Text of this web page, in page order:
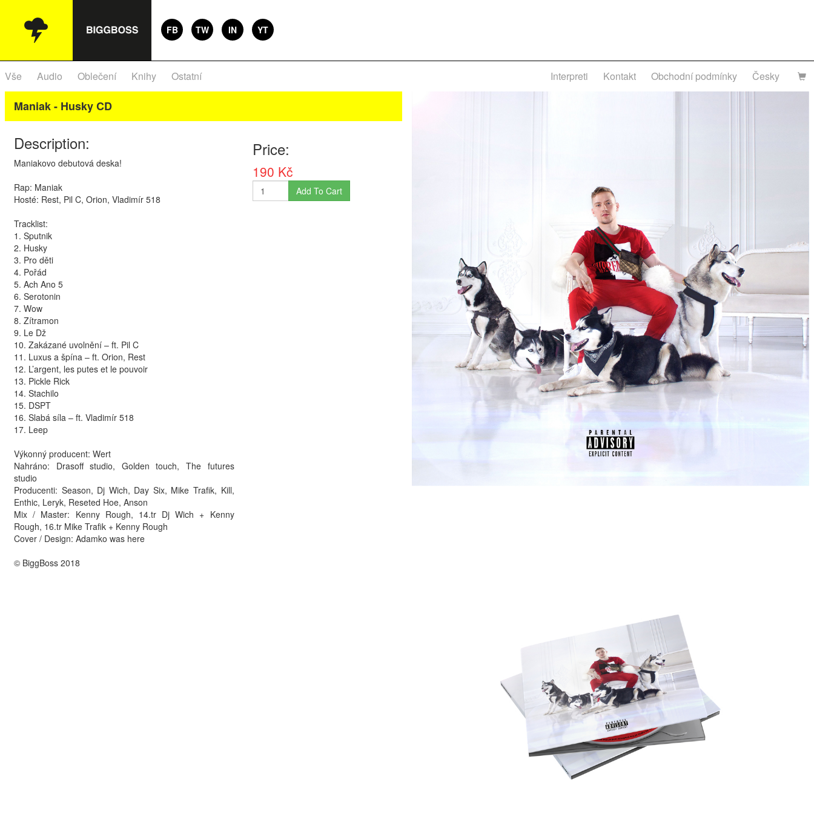
FB TW IN YT
Vše Audio Oblečení Knihy Ostatní Česky
Obchodní podmínky
Kontakt
Interpreti
Maniak - Husky CD
Description:
Maniakovo debutová deska!
Rap: Maniak
Hosté: Rest, Pil C, Orion, Vladimír 518
Tracklist:
1. Sputnik
2. Husky
3. Pro děti
4. Pořád
5. Ach Ano 5
6. Serotonin
7. Wow
8. Zítramon
9. Le Dž
10. Zakázané uvolnění – ft. Pil C
11. Luxus a špína – ft. Orion, Rest
12. L’argent, les putes et le pouvoir
13. Pickle Rick
14. Stachilo
15. DSPT
16. Slabá síla – ft. Vladimír 518
17. Leep
Výkonný producent: Wert
Nahráno: Drasoff studio, Golden touch, The futures
studio
Producenti: Season, Dj Wich, Day Six, Mike Trafik, Kill,
Enthic, Leryk, Reseted Hoe, Anson
Mix / Master: Kenny Rough, 14.tr Dj Wich + Kenny
Rough, 16.tr Mike Trafik + Kenny Rough
Cover / Design: Adamko was here
© BiggBoss 2018
Price
190 Kč
Add To Cart